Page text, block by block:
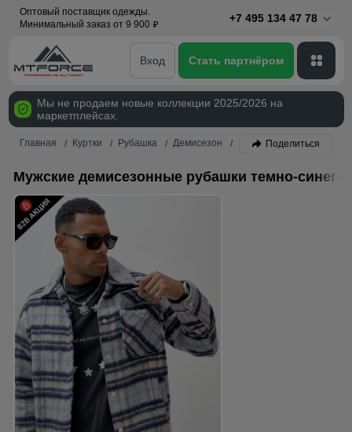
Оптовый поставщик одежды.
Минимальный заказ от 9 900 p
+7 495 134 47 78
Вход Стать партнёром
Мы не продаем новые коллекции 2025/2026 на
маркетплейсах.
Главная Куртки Рубашка Демисезон Мужской Темно-синий
Поделиться
Мужские демисезонные рубашки темно-синего